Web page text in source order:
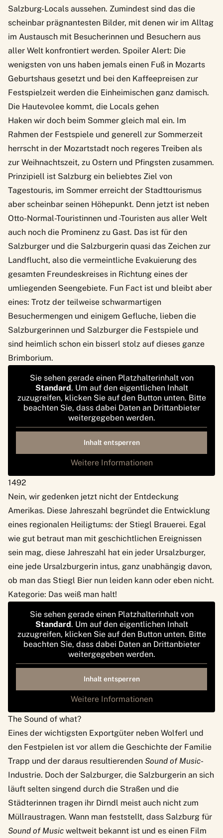
Salzburg-Locals aussehen. Zumindest sind das die
scheinbar prägnantesten Bilder, mit denen wir im Alltag
im Austausch mit Besucherinnen und Besuchern aus
aller Welt konfrontiert werden. Spoiler Alert: Die
wenigsten von uns haben jemals einen Fuß in Mozarts
Geburtshaus gesetzt und bei den Kaffeepreisen zur
Festspielzeit werden die Einheimischen ganz damisch.
Die Hautevolee kommt, die Locals gehen
Haken wir doch beim Sommer gleich mal ein. Im
Rahmen der Festspiele und generell zur Sommerzeit
herrscht in der Mozartstadt noch regeres Treiben als
zur Weihnachtszeit, zu Ostern und Pfingsten zusammen.
Prinzipiell ist Salzburg ein beliebtes Ziel von
Tagestouris, im Sommer erreicht der Stadttourismus
aber scheinbar seinen Höhepunkt. Denn jetzt ist neben
Otto-Normal-Touristinnen und -Touristen aus aller Welt
auch noch die Prominenz zu Gast. Das ist für den
Salzburger und die Salzburgerin quasi das Zeichen zur
Landflucht, also die vermeintliche Evakuierung des
gesamten Freundeskreises in Richtung eines der
umliegenden Seengebiete. Fun Fact ist und bleibt aber
eines: Trotz der teilweise schwarmartigen
Besuchermengen und einigem Gefluche, lieben die
Salzburgerinnen und Salzburger die Festspiele und
sind heimlich schon ein bisserl stolz auf dieses ganze
Brimborium.
Sie sehen gerade einen Platzhalterinhalt von
Standard. Um auf den eigentlichen Inhalt
zuzugreifen, klicken Sie auf den Button unten. Bitte
beachten Sie, dass dabei Daten an Drittanbieter
weitergegeben werden.
Inhalt entsperren
Weitere Informationen
1492
Nein, wir gedenken jetzt nicht der Entdeckung
Amerikas. Diese Jahreszahl begründet die Entwicklung
eines regionalen Heiligtums: der Stiegl Brauerei. Egal
wie gut betraut man mit geschichtlichen Ereignissen
sein mag, diese Jahreszahl hat ein jeder Ursalzburger,
eine jede Ursalzburgerin intus, ganz unabhängig davon,
ob man das Stiegl Bier nun leiden kann oder eben nicht.
Kategorie: Das weiß man halt!
Sie sehen gerade einen Platzhalterinhalt von
Standard. Um auf den eigentlichen Inhalt
zuzugreifen, klicken Sie auf den Button unten. Bitte
beachten Sie, dass dabei Daten an Drittanbieter
weitergegeben werden.
Inhalt entsperren
Weitere Informationen
The Sound of what?
Eines der wichtigsten Exportgüter neben Wolferl und
den Festpielen ist vor allem die Geschichte der Familie
Trapp und der daraus resultierenden Sound of Music-
Industrie. Doch der Salzburger, die Salzburgerin an sich
läuft selten singend durch die Straßen und die
Städterinnen tragen ihr Dirndl meist auch nicht zum
Müllraustragen. Wann man feststellt, dass Salzburg für
Sound of Music weltweit bekannt ist und es einen Film